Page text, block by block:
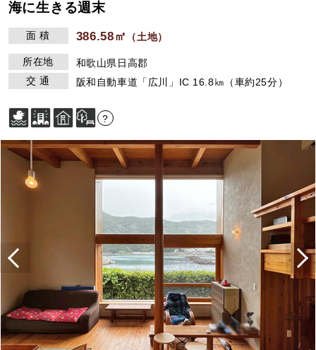
海に生きる週末
面 積 386.58㎡ （土地）
所在地
和歌山県日高郡
交 通
阪和自動車道「広川」IC 16.8㎞（車約25分）
?